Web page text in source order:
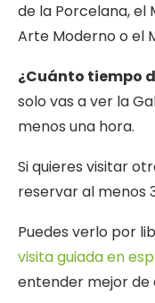
de la Porcelana, el
Arte Moderno o el
¿Cuánto tiempo
solo vas a ver la
menos una hora.
Si quieres visitar
reservar al menos
Puedes verlo por
visita guiada en
entender mejor de